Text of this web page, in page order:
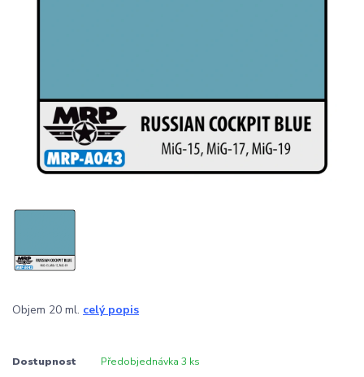
Objem 20 ml. celý popis
Dostupnost Předobjednávka 3 ks